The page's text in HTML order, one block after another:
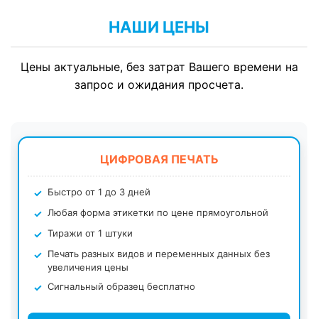
НАШИ ЦЕНЫ
Цены актуальные, без затрат Вашего времени на
запрос и ожидания просчета.
ЦИФРОВАЯ ПЕЧАТЬ
Быстро от 1 до 3 дней
Любая форма этикетки по цене прямоугольной
Тиражи от 1 штуки
Печать разных видов и переменных данных без
увеличения цены
Сигнальный образец бесплатно